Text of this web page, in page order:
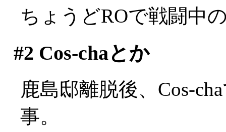
ちょうどROで戦闘中
#2 Cos-chaとか
鹿島邸離脱後、Cos-
事。